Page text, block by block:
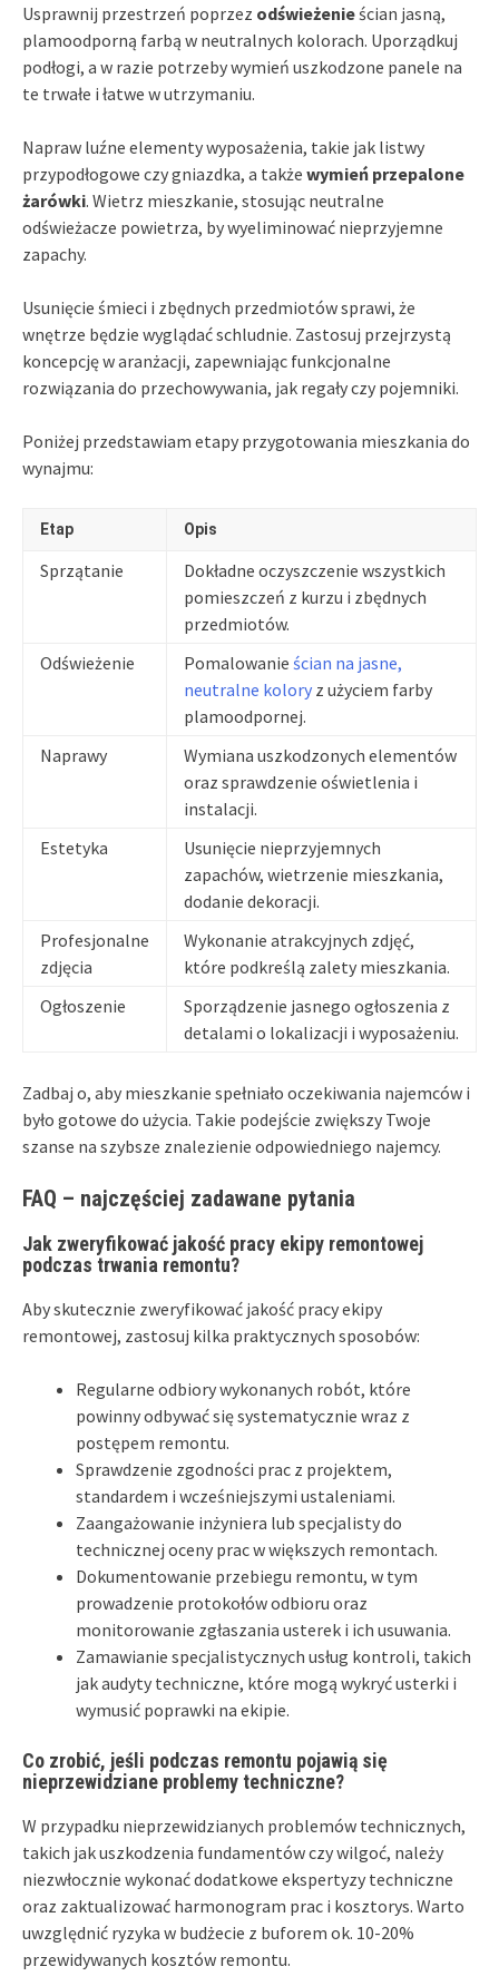
Usprawnij przestrzeń poprzez odświeżenieścian jasną,
plamoodporną farbą w neutralnych kolorach. Uporządkuj
podłogi, a w razie potrzeby wymień uszkodzone panele na
te trwałe i łatwe w utrzymaniu.
Napraw luźne elementy wyposażenia, takie jak listwy
przypodłogowe czy gniazdka, a także wymień przepalone
żarówki. Wietrz mieszkanie, stosując neutralne
odświeżacze powietrza, by wyeliminować nieprzyjemne
zapachy.
Usunięcie śmieci i zbędnych przedmiotów sprawi, że
wnętrze będzie wyglądać schludnie. Zastosuj przejrzystą
koncepcję w aranżacji, zapewniając funkcjonalne
rozwiązania do przechowywania, jak regały czy pojemniki.
Poniżej przedstawiam etapy przygotowania mieszkania do
wynajmu:
Etap Opis
Sprzątanie
Dokładne oczyszczenie wszystkich
pomieszczeń z kurzu i zbędnych
przedmiotów.
Odświeżenie
Pomalowanie ścian na jasne,
neutralne kolory z użyciem farby
plamoodpornej.
Naprawy
Wymiana uszkodzonych elementów
oraz sprawdzenie oświetlenia i
instalacji.
Estetyka
Usunięcie nieprzyjemnych
zapachów, wietrzenie mieszkania,
dodanie dekoracji.
Profesjonalne
zdjęcia
Wykonanie atrakcyjnych zdjęć,
które podkreślą zalety mieszkania.
Ogłoszenie
Sporządzenie jasnego ogłoszenia z
detalami o lokalizacji i wyposażeniu.
Zadbaj o, aby mieszkanie spełniało oczekiwania najemców i
było gotowe do użycia. Takie podejście zwiększy Twoje
szanse na szybsze znalezienie odpowiedniego najemcy.
FAQ – najczęściej zadawane pytania
Jak zweryfikować jakość pracy ekipy remontowej
podczas trwania remontu?
Aby skutecznie zweryfikować jakość pracy ekipy
remontowej, zastosuj kilka praktycznych sposobów:
Regularne odbiory wykonanych robót, które
powinny odbywać się systematycznie wraz z
postępem remontu.
Sprawdzenie zgodności prac z projektem,
standardem i wcześniejszymi ustaleniami.
Zaangażowanie inżyniera lub specjalisty do
technicznej oceny prac w większych remontach.
Dokumentowanie przebiegu remontu, w tym
prowadzenie protokołów odbioru oraz
monitorowanie zgłaszania usterek i ich usuwania.
Zamawianie specjalistycznych usług kontroli, takich
jak audyty techniczne, które mogą wykryć usterki i
wymusić poprawki na ekipie.
Co zrobić, jeśli podczas remontu pojawią się
nieprzewidziane problemy techniczne?
W przypadku nieprzewidzianych problemów technicznych,
takich jak uszkodzenia fundamentów czy wilgoć, należy
niezwłocznie wykonać dodatkowe ekspertyzy techniczne
oraz zaktualizować harmonogram prac i kosztorys. Warto
uwzględnić ryzyka w budżecie z buforem ok. 10-20%
przewidywanych kosztów remontu.